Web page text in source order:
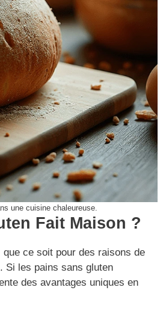
une cuisine chaleureuse.
Fait Maison ?
ce soit pour des raisons de
Si les pains sans gluten
des avantages uniques en